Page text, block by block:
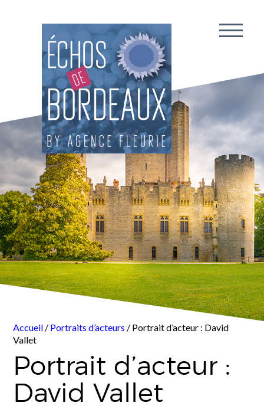
Accueil / Portraits d’acteurs / Portrait d’acteur : David
Vallet
Portrait d’acteur :
David Vallet